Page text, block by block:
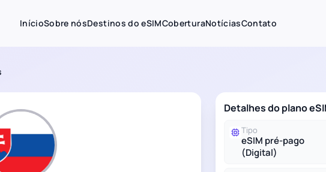
InícioSobre nósDestinos do eSIMCoberturaNotíciasContato
Detalhes do plano
Tipo
eSIM pré-pago
(Digital)